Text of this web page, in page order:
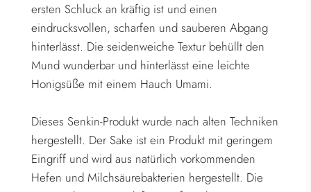
ersten Schluck an kräftig ist und einen
eindrucksvollen, scharfen und sauberen Abgang
hinterlässt. Die seidenweiche Textur behüllt den
Mund wunderbar und hinterlässt eine leichte
Honigsüße mit einem Hauch Umami.
Dieses Senkin-Produkt wurde nach alten Techniken
hergestellt. Der Sake ist ein Produkt mit geringem
Eingriff und wird aus natürlich vorkommenden
Hefen und Milchsäurebakterien hergestellt. Die